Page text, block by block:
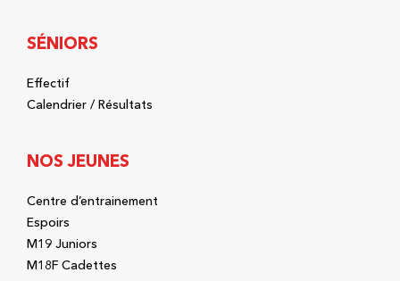
SÉNIORS
Effectif
Calendrier / Résultats
NOS JEUNES
Centre d’entrainement
Espoirs
M19 Juniors
M18F Cadettes